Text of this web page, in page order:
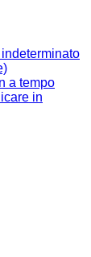
a tempo
in